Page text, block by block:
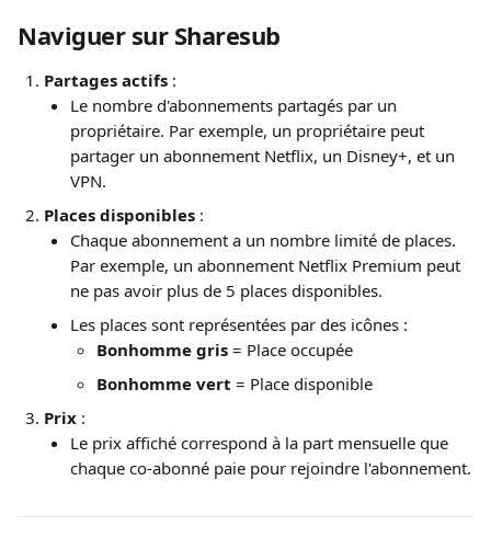
Naviguer sur Sharesub
Partages actifs :
Le nombre d'abonnements partagés par un
propriétaire. Par exemple, un propriétaire peut
partager un abonnement Netflix, un Disney+, et un
VPN.
Places disponibles :
Chaque abonnement a un nombre limité de places.
Par exemple, un abonnement Netflix Premium peut
ne pas avoir plus de 5 places disponibles.
Les places sont représentées par des icônes :
Bonhomme gris = Place occupée
Bonhomme vert = Place disponible
Prix :
Le prix affiché correspond à la part mensuelle que
chaque co-abonné paie pour rejoindre l'abonnement.